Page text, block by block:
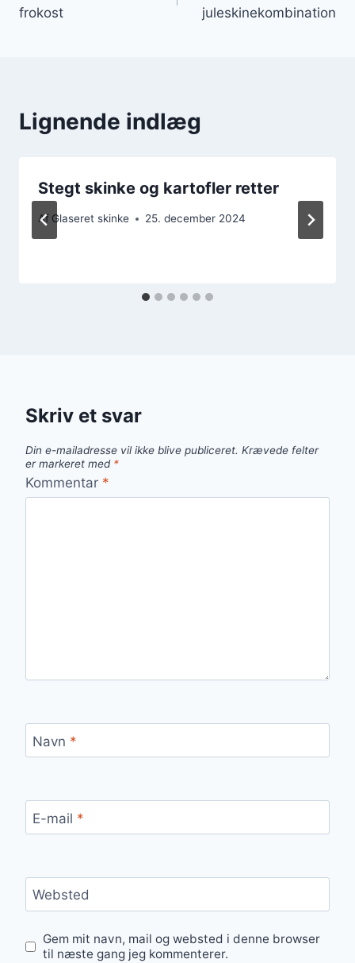
frokost
juleskinekombination
Lignende indlæg
Stegt skinke og kartofler retter
Af Glaseret skinke 25. december 2024
Skriv et svar
Din e-mailadresse vil ikke blive publiceret. Krævede felter
er markeret med *
Kommentar *
Navn *
E-mail *
Websted
Gem mit navn, mail og websted i denne browser
til næste gang jeg kommenterer.